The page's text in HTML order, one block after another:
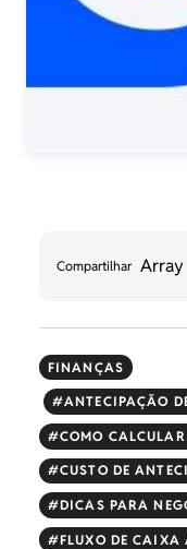
Compartilhar Array
FINANÇAS
ANTECIPAÇÃO
COMO
CUSTO DE
DICAS PARA
FLUXO DE CAIXA